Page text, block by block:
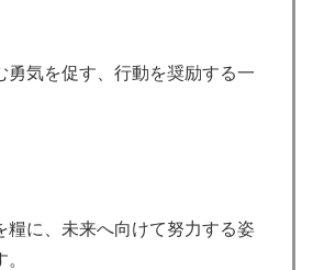
勇気を促す、行動を奨励する一
糧に、未来へ向けて努力する姿